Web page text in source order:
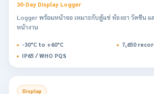
30-Day Display Logger
Logger พร้อมหน้าจอ เหมาะกับตู้แช่ ห้องยา วัคซีน แ
หน้างาน
-30°C to +60°C
7,650
IP65 / WHO PQS
Display